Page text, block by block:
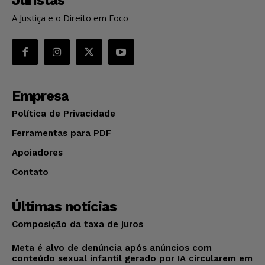
A Justiça e o Direito em Foco
Empresa
Política de Privacidade
Ferramentas para PDF
Apoiadores
Contato
Últimas notícias
Composição da taxa de juros
Meta é alvo de denúncia após anúncios com
conteúdo sexual infantil gerado por IA circularem em